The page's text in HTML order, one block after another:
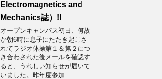
Electromagnetics and
Mechanics誌）!!
オープンキャンパス初日、何故
か朝6時に息子にたたき起こさ
れてラジオ体操第１＆第２につ
き合わされた後メールを確認す
ると、うれしい知らせが届いて
いました。昨年度参加 ...